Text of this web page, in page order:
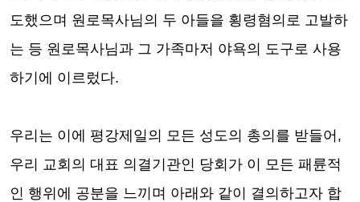
도했으며 원로목사님의 두 아들을 횡령혐의로 고발하
는 등 원로목사님과 그 가족마저 야욕의 도구로 사용
하기에 이르렀다.
우리는 이에 평강제일의 모든 성도의 총의를 받들어 ,
우리 교회의 대표 의결기관인 당회가 이 모든 패륜적
인 행위에 공분을 느끼며 아래와 같이 결의하고자 합